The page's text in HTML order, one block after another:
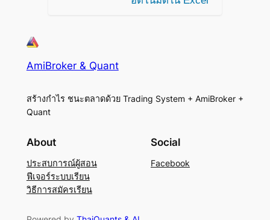
AmiBroker & Quant
สร้างกำไร ชนะตลาดด้วย Trading System + AmiBroker +
Quant
About
ประสบการณ์ผู้สอน
ฟีเจอร์ระบบเรียน
วิธีการสมัครเรียน
Social
Facebook